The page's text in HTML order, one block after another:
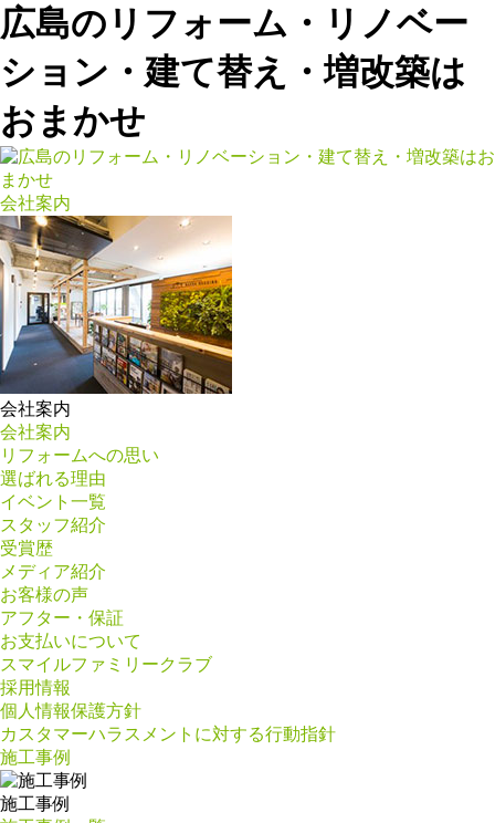
広島のリフォーム・リノベー
ション・建て替え・増改築は
おまかせ
会社案内
会社案内
会社案内
リフォームへの思い
選ばれる理由
イベント一覧
スタッフ紹介
受賞歴
メディア紹介
お客様の声
アフター・保証
お支払いについて
スマイルファミリークラブ
採用情報
個人情報保護方針
カスタマーハラスメントに対する行動指針
施工事例
施工事例